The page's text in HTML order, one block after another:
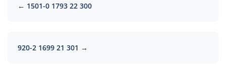
← 1501-0 1793 22 300
920-2 1699 21 301 →